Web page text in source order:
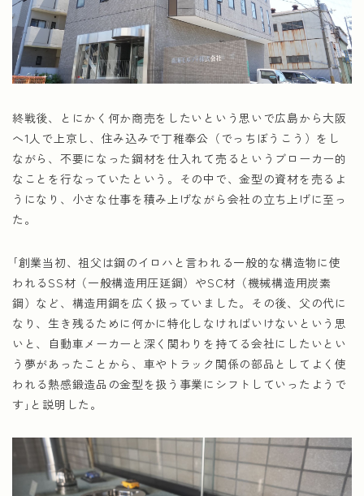
終戦後、とにかく何か商売をしたいという思いで広島から大阪
へ1人で上京し、住み込みで丁稚奉公（でっちぼうこう）をし
ながら、不要になった鋼材を仕入れて売るというブローカー的
なことを行なっていたという。その中で、金型の資材を売るよ
うになり、小さな仕事を積み上げながら会社の立ち上げに至っ
た。
｢創業当初、祖父は鋼のイロハと言われる一般的な構造物に使
われるSS材（一般構造用圧延鋼）やSC材（機械構造用炭素
鋼）など、構造用鋼を広く扱っていました。その後、父の代に
なり、生き残るために何かに特化しなければいけないという思
いと、自動車メーカーと深く関わりを持てる会社にしたいとい
う夢があったことから、車やトラック関係の部品としてよく使
われる熱感鍛造品の金型を扱う事業にシフトしていったようで
す｣と説明した。